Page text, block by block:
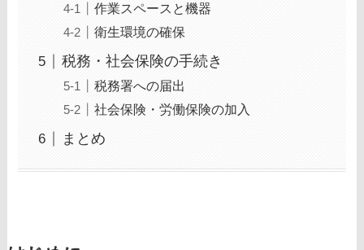
作業スペースと機器
衛生環境の確保
税務・社会保険の手続き
税務署への届出
社会保険・労働保険の加入
まとめ